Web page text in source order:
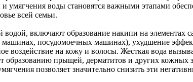
умягчения воды становятся важными этапами
всей семьи.
включают образование накипи на элементах
машинах, посудомоечных машинах), ухудшение
воздействие на кожу и волосы. Жесткая вода
образованию прыщей, дерматитов и других кожных
позволяет значительно снизить эти